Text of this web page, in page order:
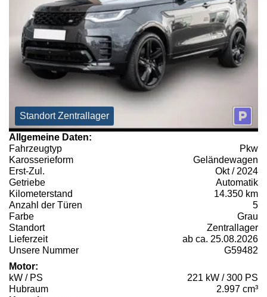
Standort Zentrallager
Allgemeine Daten:
Fahrzeugtyp
Pkw
Karosserieform
Geländewagen
Erst-Zul.
Okt / 2024
Getriebe
Automatik
Kilometerstand
14.350 km
Anzahl der Türen
5
Farbe
Grau
Standort
Zentrallager
Lieferzeit
ab ca. 25.08.2026
Unsere Nummer
G59482
Motor:
kW / PS
221 kW / 300 PS
Hubraum
2.997 cm³